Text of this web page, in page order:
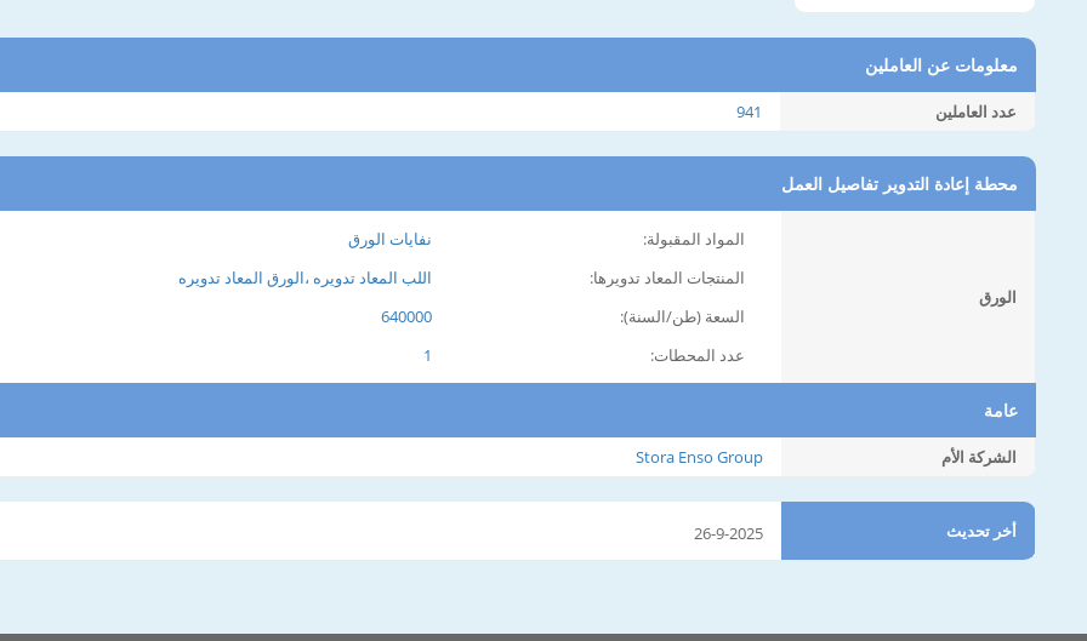
معلومات عن العاملين
عدد العاملين 941
محطة إعادة التدوير تفاصيل العمل
الورق
المواد المقبولة:
نفايات الورق
المنتجات المعاد تدويرها:
اللب المعاد تدويره ،الورق المعاد تدويره
السعة (طن/السنة):
640000
عدد المحطات:
1
عامة
الشركة الأم Stora Enso Group
أخر تحديث 26-9-2025